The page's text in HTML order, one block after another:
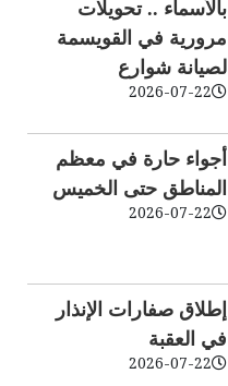
بالأسماء .. تحويلات
مرورية في القويسمة
لصيانة شوارع
2026-07-22
أجواء حارة في معظم
المناطق حتى الخميس
2026-07-22
إطلاق صفارات الإنذار
في العقبة
2026-07-22